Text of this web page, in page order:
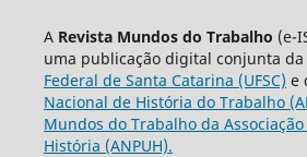
A Revista Mundos do Trabalho (e-
uma publicação digital conjunta da
Federal de Santa Catarina (UFSC) e
Nacional de História do Trabalho
Mundos do Trabalho da
História (ANPUH).